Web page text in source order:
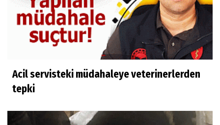
Acil servisteki müdahaleye veterinerlerden
tepki